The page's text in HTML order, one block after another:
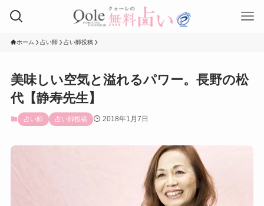
ホーム 占い師 占い師投稿
美味しい空気と溢れるパワー。長野の松
代【静寿先生】
占い師 占い師投稿 2018年1月7日